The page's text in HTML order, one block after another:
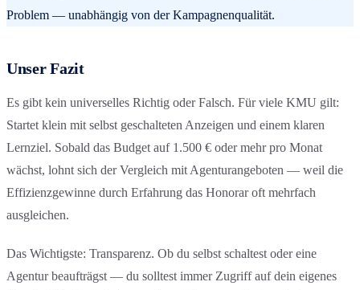
Problem — unabhängig von der Kampagnenqualität.
Unser Fazit
Es gibt kein universelles Richtig oder Falsch. Für viele KMU gilt:
Startet klein mit selbst geschalteten Anzeigen und einem klaren
Lernziel. Sobald das Budget auf 1.500 € oder mehr pro Monat
wächst, lohnt sich der Vergleich mit Agenturangeboten — weil die
Effizienzgewinne durch Erfahrung das Honorar oft mehrfach
ausgleichen.
Das Wichtigste: Transparenz. Ob du selbst schaltest oder eine
Agentur beaufträgst — du solltest immer Zugriff auf dein eigenes